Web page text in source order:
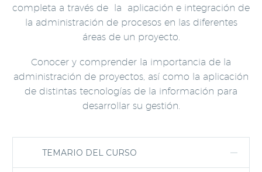
completa a través de la aplicación e integración de
la administración de procesos en las diferentes
áreas de un proyecto.
Conocer y comprender la importancia de la
administración de proyectos, así como la aplicación
de distintas tecnologías de la información para
desarrollar su gestión.
TEMARIO DEL CURSO